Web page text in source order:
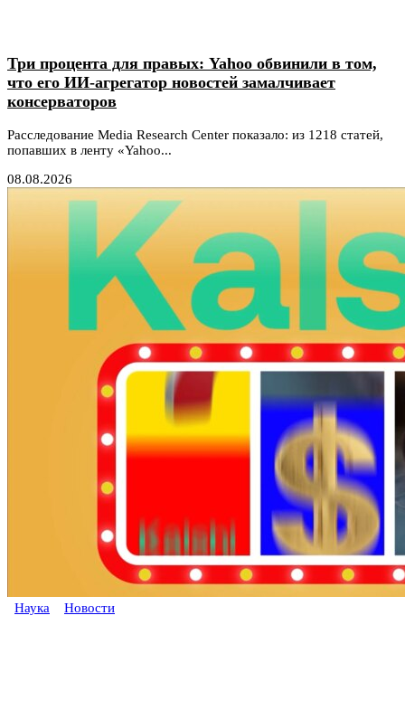
Три процента для правых: Yahoo обвинили в том,
что его ИИ-агрегатор новостей замалчивает
консерваторов
Расследование Media Research Center показало: из 1218 статей,
попавших в ленту «Yahoo...
08.08.2026
Наука Новости